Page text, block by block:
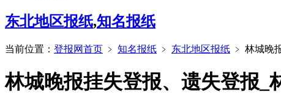
东北地区报纸,知名报纸
当前位置： 登报网首页 ﹥ 知名报纸 ﹥ 东北地区报纸 ﹥ 林城晚
林城晚报挂失登报、遗失登报_